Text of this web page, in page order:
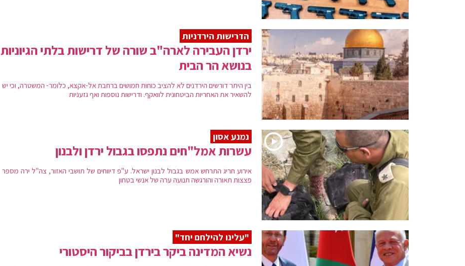
הדרישות הירדניות
ירדן העבירה לארה"ב שורה של דרישות בלתי הגיוניות
בנושא הר הבית
בין היתר דורשים הירדנים לא להציב כוחות חמושים ברחבת אל-אקצא, כלומר- המשטרה, וכי יש
להשאיר את האחריות הביטחונית לוואקף. ודרישות נוספות ואף גזעניות
נמנע אסון
עשרות אמל"חים נתפסו בגבול ירדן ולבנון
אירוע חריג התרחש אמש בגבול לבנון ישראל. ע"פ דיווחים של תושבי האזור, צה"ל ירה מספר
פצצות תאורה והורגשה תנועה ערה של אנשי בטחון
"עלינו להילחם יחד"
נשיא המדינה ביקר בירדן בביקור היסטורי